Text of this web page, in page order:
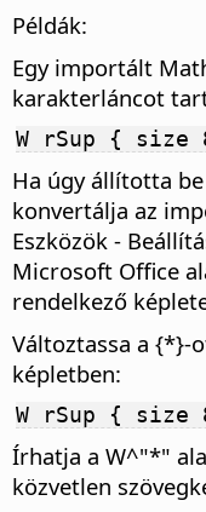
Példák:
Egy importált
karakterláncot
W rSup {
Ha úgy állította
konvertálja az
Eszközök -
Microsoft Office
rendelkező
Változtassa a {*}-
képletben:
W rSup {
Írhatja a W^"*"
közvetlen